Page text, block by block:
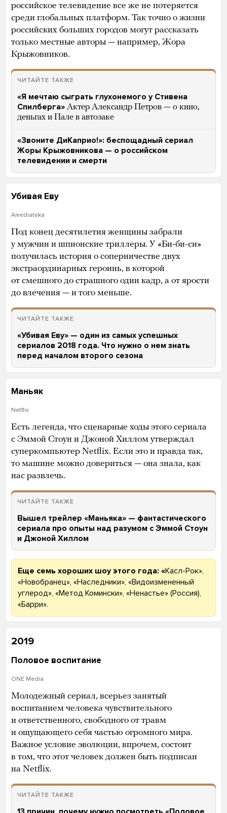
российское телевидение все же не потеряется
среди глобальных платформ. Так точно о жизни
российских больших городов могут рассказать
только местные авторы — например, Жора
Крыжовников.
ЧИТАЙТЕ ТАКЖЕ
«Я мечтаю сыграть глухонемого у Стивена
Спилберга» Актер Александр Петров — о кино,
деньгах и Пале в автозаке
«Звоните ДиКаприо!»: беспощадный сериал
Жоры Крыжовникова — о российском
телевидении и смерти
Убивая Еву
Amediateka
Под конец десятилетия женщины забрали
у мужчин и шпионские триллеры. У «Би-би-си»
получилась история о соперничестве двух
экстраординарных героинь, в которой
от смешного до страшного один кадр, а от ярости
до влечения — и того меньше.
ЧИТАЙТЕ ТАКЖЕ
«Убивая Еву» — один из самых успешных
сериалов 2018 года. Что нужно о нем знать
перед началом второго сезона
Маньяк
Netflix
Есть легенда, что сценарные ходы этого сериала
с Эммой Стоун и Джоной Хиллом утверждал
суперкомпьютер Netflix. Если это и правда так,
то машине можно довериться — она знала, как
нас развлечь.
ЧИТАЙТЕ ТАКЖЕ
Вышел трейлер «Маньяка» — фантастического
сериала про опыты над разумом с Эммой Стоун
и Джоной Хиллом
Еще семь хороших шоу этого года: «Касл-Рок»,
«Новобранец», «Наследники», «Видоизмененный
углерод», «Метод Комински», «Ненастье» (Россия),
«Барри».
2019
Половое воспитание
ONE Media
Молодежный сериал, всерьез занятый
воспитанием человека чувствительного
и ответственного, свободного от травм
и ощущающего себя частью огромного мира.
Важное условие эволюции, впрочем, состоит
в том, что этот человек должен быть подписан
на Netflix.
ЧИТАЙТЕ ТАКЖЕ